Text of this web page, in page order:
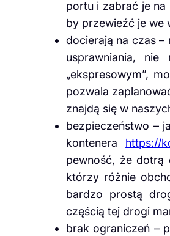
portu i zabrać je
by przewieźć je we
docierają na czas –
usprawniania,
„ekspresowym”,
pozwala
znajdą się w
bezpieczeństwo –
kontenera https://
pewność, że dotrą
którzy różnie
bardzo prostą
częścią tej drogi
brak ograniczeń –